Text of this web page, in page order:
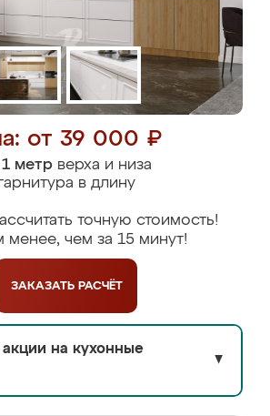
от 39 000 ₽
1 метрверха и низа
в длину
точную стоимость!
менее, чем за 15 минут!
ЗАКАЗАТЬ РАСЧЁТ
акции на кухонные
▼